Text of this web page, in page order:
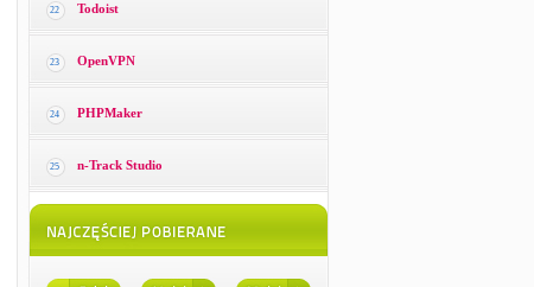
22 Todoist
23 OpenVPN
24 PHPMaker
25 n-Track Studio